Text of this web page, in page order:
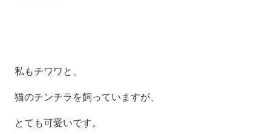
私もチワワと、
猫のチンチラを飼っていますが、
とても可愛いです。